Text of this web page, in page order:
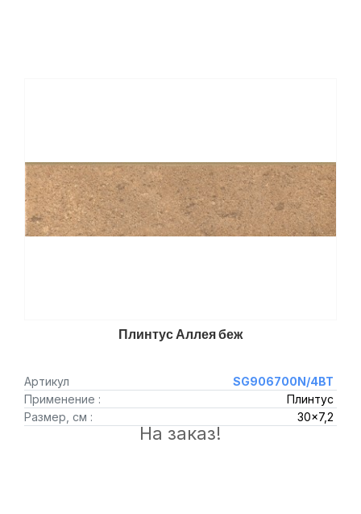
Плинтус Аллея беж
Артикул
SG906700N/4BT
Применение :
Плинтус
Размер, см :
30x7,2
На заказ!